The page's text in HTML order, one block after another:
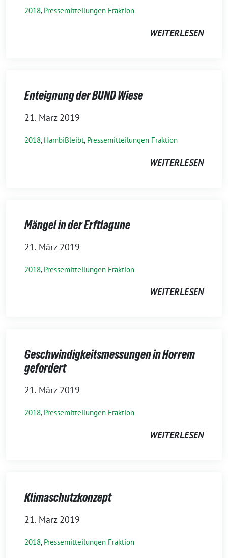
2018, Pressemitteilungen Fraktion
WEITERLESEN
Enteignung der BUND Wiese
21. März 2019
2018, HambiBleibt, Pressemitteilungen Fraktion
WEITERLESEN
Mängel in der Erftlagune
21. März 2019
2018, Pressemitteilungen Fraktion
WEITERLESEN
Geschwindigkeitsmessungen in Horrem
gefordert
21. März 2019
2018, Pressemitteilungen Fraktion
WEITERLESEN
Klimaschutzkonzept
21. März 2019
2018, Pressemitteilungen Fraktion